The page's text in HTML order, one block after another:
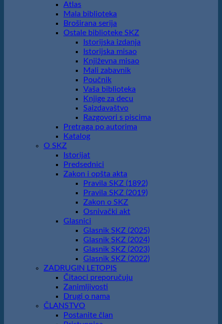
Atlas
Mala biblioteka
Broširana serija
Ostale biblioteke SKZ
Istorijska izdanja
Istorijska misao
Književna misao
Mali zabavnik
Poučnik
Vaša biblioteka
Knjige za decu
Saizdavaštvo
Razgovori s piscima
Pretraga po autorima
Katalog
O SKZ
Istorijat
Predsednici
Zakon i opšta akta
Pravila SKZ (1892)
Pravila SKZ (2019)
Zakon o SKZ
Osnivački akt
Glasnici
Glasnik SKZ (2025)
Glasnik SKZ (2024)
Glasnik SKZ (2023)
Glasnik SKZ (2022)
ZADRUGIN LETOPIS
Čitaoci preporučuju
Zanimljivosti
Drugi o nama
ČLANSTVO
Postanite član